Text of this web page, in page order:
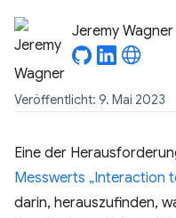
Jeremy Wagner
Veröffentlicht: 9. Mai 2023
Eine der
Messwerts „Interaction
darin, herauszufinden,